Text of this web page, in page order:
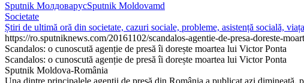
Sputnik МолдоварусSputnik Moldovamd
Societate
Știri de ultimă oră din societate, cazuri sociale, probleme, asistență socială,
https://ro.sputniknews.com/20161102/scandalos-agentie-de-presa-doreste-
Scandalos: o cunoscută agenție de presă îi dorește moartea lui Victor Ponta
Scandalos: o cunoscută agenție de presă îi dorește moartea lui Victor Ponta
Sputnik Moldova-România
Una dintre principalele agenții de presă din România a publicat azi